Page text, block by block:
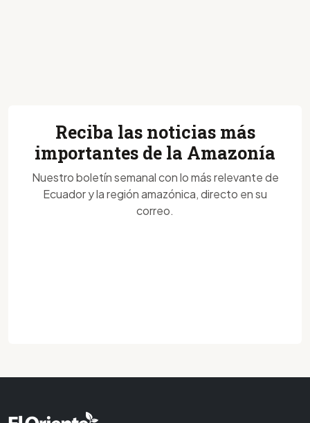
Reciba las noticias más
importantes de la Amazonía
Nuestro boletín semanal con lo más relevante de
Ecuador y la región amazónica, directo en su
correo.